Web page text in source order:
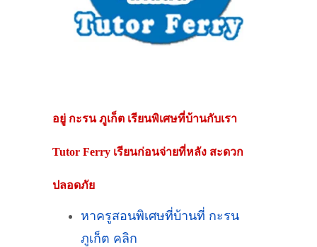
อยู่ กะรน ภูเก็ต เรียนพิเศษที่บ้านกับเรา
Tutor Ferry เรียนก่อนจ่ายที่หลัง สะดวก
ปลอดภัย
หาครูสอนพิเศษที่บ้านที่ กะรน
ภูเก็ต คลิก